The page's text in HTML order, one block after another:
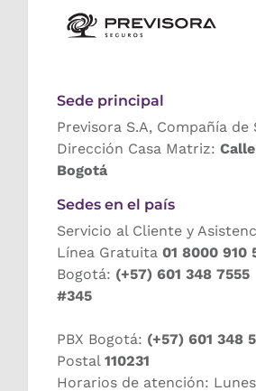
Sede principal
Previsora S.A, Compañía de
Dirección Casa Matriz:
Bogotá
Sedes en el país
Servicio al Cliente y
Línea Gratuita 01 8000 910
Bogotá: (+57) 601 348 7555
#345
PBX Bogotá: (+57) 601 348
Postal 110231
Horarios de atención: